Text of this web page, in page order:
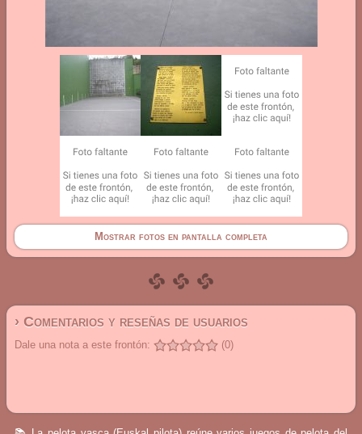
Mostrar fotos en pantalla completa
› Comentarios y reseñas de usuarios
Dale una nota a este frontón: (0)